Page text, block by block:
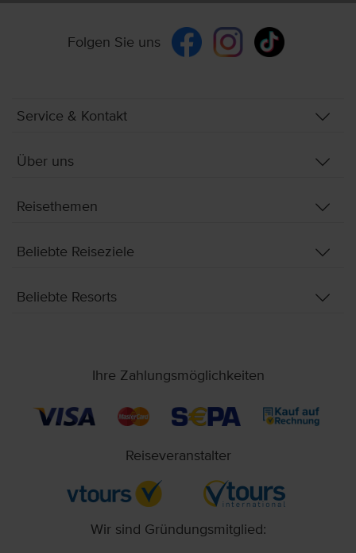
Folgen Sie uns
Service & Kontakt
Über uns
Reisethemen
Beliebte Reiseziele
Beliebte Resorts
Ihre Zahlungsmöglichkeiten
Reiseveranstalter
Wir sind Gründungsmitglied: